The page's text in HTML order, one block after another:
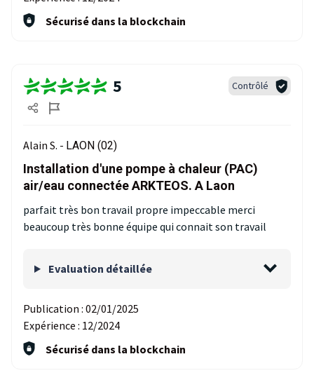
Sécurisé dans la blockchain
5 Contrôlé
Alain S. - LAON (02)
Installation d'une pompe à chaleur (PAC)
air/eau connectée ARKTEOS. A Laon
parfait très bon travail propre impeccable merci
beaucoup très bonne équipe qui connait son travail
Evaluation détaillée
Publication : 02/01/2025
Expérience : 12/2024
Sécurisé dans la blockchain